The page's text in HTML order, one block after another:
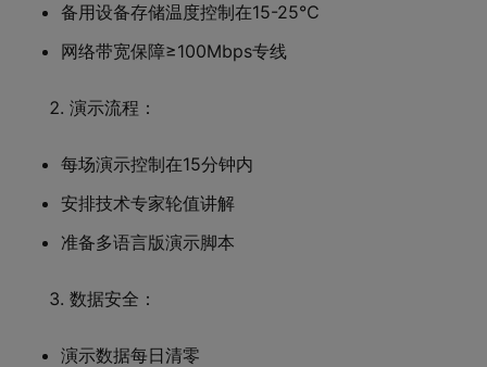
备用设备存储温度控制在15-25℃
网络带宽保障≥100Mbps专线
演示流程：
每场演示控制在15分钟内
安排技术专家轮值讲解
准备多语言版演示脚本
数据安全：
演示数据每日清零